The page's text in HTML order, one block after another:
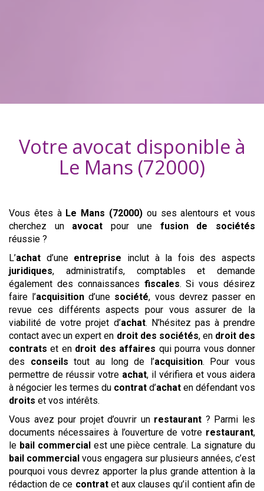
Votre avocat disponible à
Le Mans (72000)
Vous êtes à Le Mans (72000) ou ses alentours et vous
cherchez unavocat pour unefusion de sociétés
réussie ?
L’achat d’une entreprise inclut à la fois des aspects
juridiques, administratifs, comptables et demande
également des connaissances fiscales. Si vous désirez
faire l’acquisition d’une société, vous devrez passer en
revue ces différents aspects pour vous assurer de la
viabilité de votre projet d’achat. N’hésitez pas à prendre
contact avec un expert en droit des sociétés, en droit des
contrats et en droit des affaires qui pourra vous donner
des conseils tout au long de l’acquisition. Pour vous
permettre de réussir votre achat, il vérifiera et vous aidera
à négocier les termes du contrat d’achat en défendant vos
droits et vos intérêts.
Vous avez pour projet d’ouvrir un restaurant ? Parmi les
documents nécessaires à l’ouverture de votre restaurant,
le bail commercial est une pièce centrale. La signature du
bail commercial vous engagera sur plusieurs années, c’est
pourquoi vous devrez apporter la plus grande attention à la
rédaction de ce contratet aux clauses qu’il contient afin de